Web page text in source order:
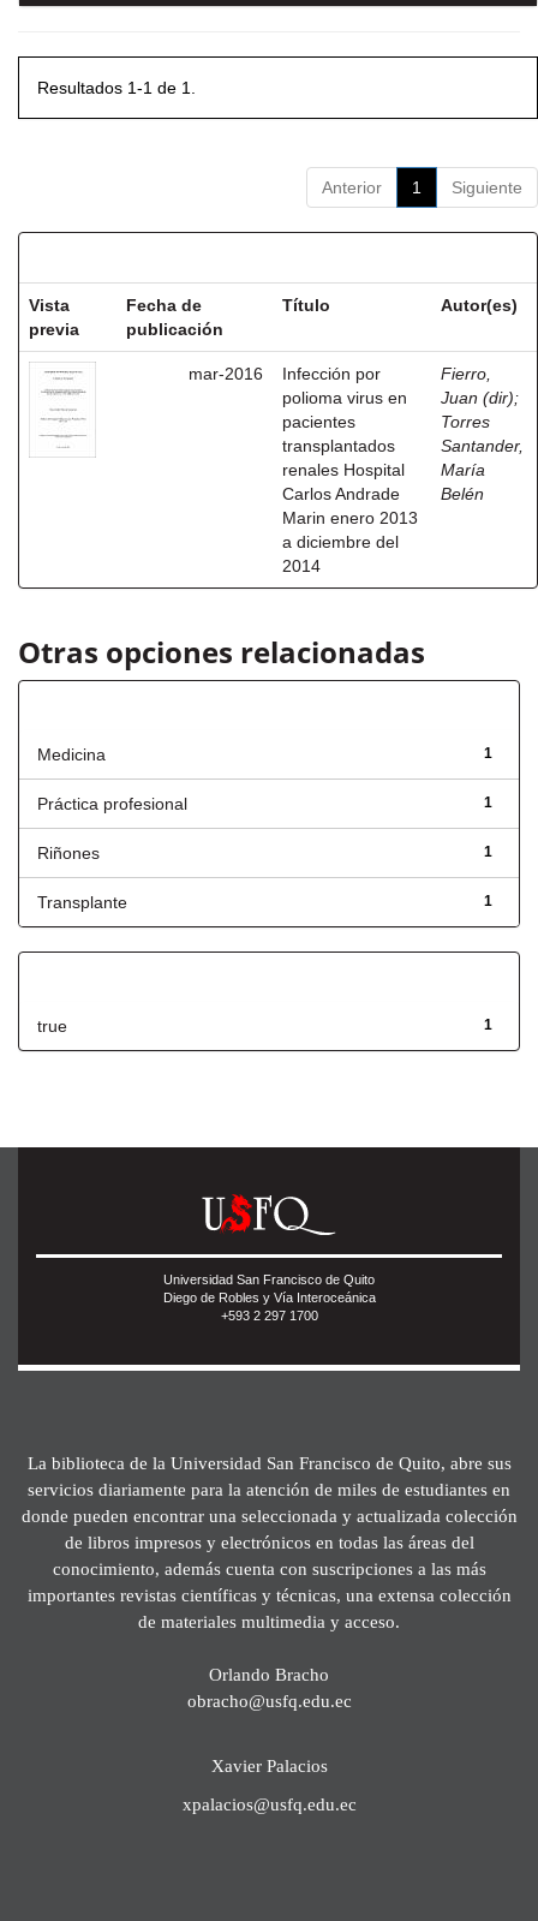
Resultados 1-1 de 1.
Anterior 1 Siguiente
Vista
previa
Fecha de
publicación
Título Autor(es)
mar-2016
Infección por
polioma virus en
pacientes
transplantados
renales Hospital
Carlos Andrade
Marin enero 2013
a diciembre del
2014
Fierro,
Juan (dir);
Torres
Santander,
María
Belén
Otras opciones relacionadas
1
Medicina
1
Práctica profesional
1
Riñones
1
Transplante
1
true
Universidad San Francisco de Quito
Diego de Robles y Vía Interoceánica
+593 2 297 1700
La biblioteca de la Universidad San Francisco de Quito, abre sus
servicios diariamente para la atención de miles de estudiantes en
donde pueden encontrar una seleccionada y actualizada colección
de libros impresos y electrónicos en todas las áreas del
conocimiento, además cuenta con suscripciones a las más
importantes revistas científicas y técnicas, una extensa colección
de materiales multimedia y acceso.
Orlando Bracho
obracho@usfq.edu.ec
Xavier Palacios
xpalacios@usfq.edu.ec